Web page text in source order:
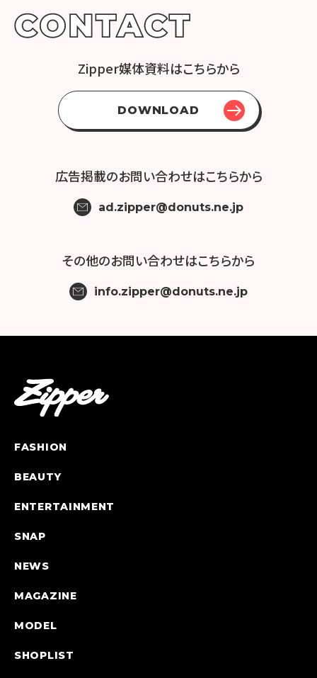
Zipper媒体資料はこちらから
DOWNLOAD
広告掲載のお問い合わせはこちらから
ad.zipper@donuts.ne.jp
その他のお問い合わせはこちらから
info.zipper@donuts.ne.jp
FASHION
BEAUTY
ENTERTAINMENT
SNAP
NEWS
MAGAZINE
MODEL
SHOPLIST